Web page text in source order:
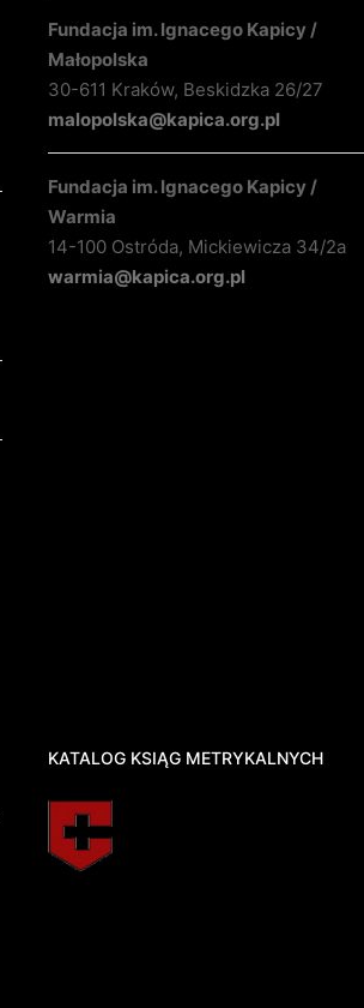
Fundacja im. Ignacego Kapicy /
Małopolska
30-611 Kraków, Beskidzka 26/27
malopolska@kapica.org.pl
Fundacja im. Ignacego Kapicy /
Warmia
14-100 Ostróda, Mickiewicza 34/2a
warmia@kapica.org.pl
KATALOG KSIĄG METRYKALNYCH